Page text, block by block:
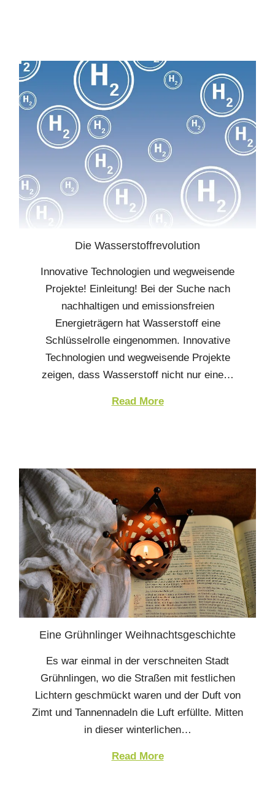
Die Wasserstoffrevolution
Innovative Technologien und wegweisende
Projekte! Einleitung! Bei der Suche nach
nachhaltigen und emissionsfreien
Energieträgern hat Wasserstoff eine
Schlüsselrolle eingenommen. Innovative
Technologien und wegweisende Projekte
zeigen, dass Wasserstoff nicht nur eine…
Read More
Eine Grühnlinger Weihnachtsgeschichte
Es war einmal in der verschneiten Stadt
Grühnlingen, wo die Straßen mit festlichen
Lichtern geschmückt waren und der Duft von
Zimt und Tannennadeln die Luft erfüllte. Mitten
in dieser winterlichen…
Read More